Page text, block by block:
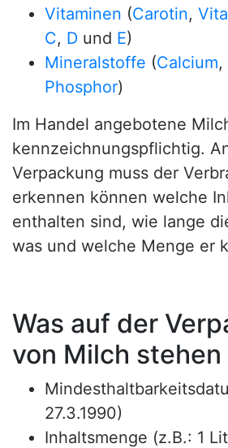
Vitaminen (Carotin,
C, D und E)
Mineralstoffe (Calcium,
Phosphor)
Im Handel angebotene
kennzeichnungspflichtig.
Verpackung muss der
erkennen können welche
enthalten sind, wie lange
was und welche Menge er
Was auf der
von Milch stehen
27.3.1990)
Inhaltsmenge (z.B.: 1